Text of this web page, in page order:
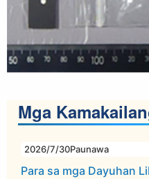
Mga
2026/7/30Paunawa
Para sa mga Dayuhan